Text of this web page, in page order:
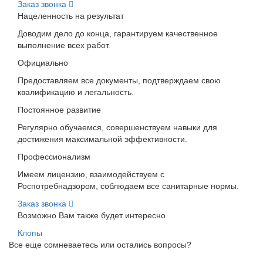
Заказ звонка
Нацеленность на результат
Доводим дело до конца, гарантируем качественное
выполнение всех работ.
Официально
Предоставляем все документы, подтверждаем свою
квалификацию и легальность.
Постоянное развитие
Регулярно обучаемся, совершенствуем навыки для
достижения максимальной эффективности.
Профессионализм
Имеем лицензию, взаимодействуем с
Роспотребнадзором, соблюдаем все санитарные нормы.
Заказ звонка
Возможно Вам также будет интересно
Клопы
Все еще сомневаетесь или остались вопросы?